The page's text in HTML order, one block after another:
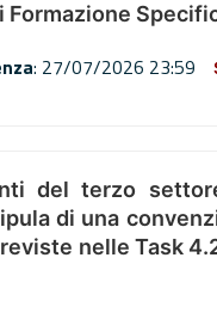
Formazione
: 27/07/2026 23:59
del terzo
di una
nelle Task